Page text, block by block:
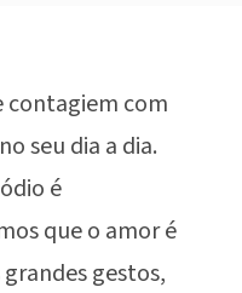
contagiem com
seu dia a dia.
é
que o amor é
gestos,